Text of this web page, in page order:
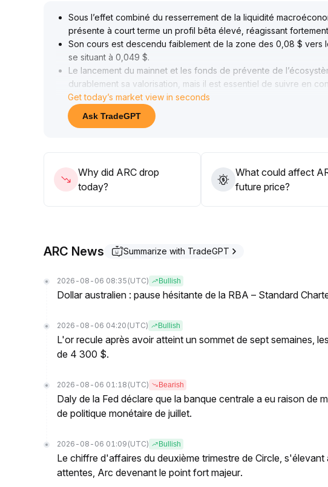
Sous l’effet combiné du resserrement de la liquidité
présente à court terme un profil bêta élevé, réagissant
Son cours est descendu faiblement de la zone des 0,08 $
se situant à 0,049 $.
Le lancement du mainnet et les fonds de prévente de
durablement sa valorisation, mais il est essentiel de suivre en
réseau.
Recommandation stratégique : observer à court terme, éviter
du niveau de 0,049 $, maintenir un jugement neutre à
Get today’s market view in seconds
Ask TradeGPT
Why did ARC drop
today?
What could affect
future price?
ARC News Summarize with TradeGPT
2026-08-06 08:35 (UTC) Bullish
Dollar australien : pause hésitante de la RBA – Standard
2026-08-06 04:20 (UTC) Bullish
L'or recule après avoir atteint un sommet de sept semaines,
de 4 300 $.
2026-08-06 01:18 (UTC) Bearish
Daly de la Fed déclare que la banque centrale a eu raison de
de politique monétaire de juillet.
2026-08-06 01:09 (UTC) Bullish
Le chiffre d'affaires du deuxième trimestre de Circle,
attentes, Arc devenant le point fort majeur.